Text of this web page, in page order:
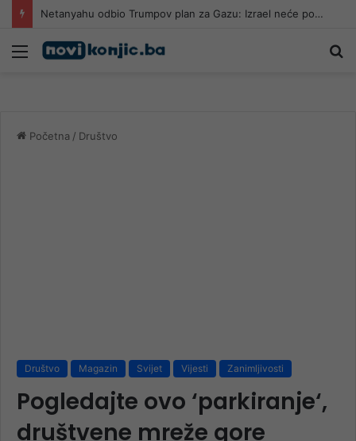
Netanyahu odbio Trumpov plan za Gazu: Izrael neće povući vojsku dok Hamas ne bude razoružan
Meni
Početna / Društvo
Društvo Magazin Svijet Vijesti Zanimljivosti
Pogledajte ovo ‘parkiranje‘,
društvene mreže gore